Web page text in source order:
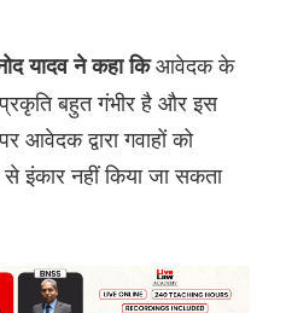
यादव ने कहा किआवेदक के
बहुत गंभीर है और इस
आवेदक द्वारा गवाहों को
इंकार नहीं किया जा सकता